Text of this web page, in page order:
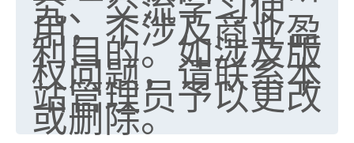
用，不涉及商业盈
利目的。如涉及版
权问题，请联系本
站管理员予以更改
或删除。